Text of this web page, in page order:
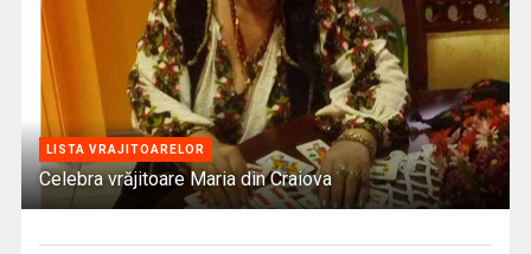
LISTA VRAJITOARELOR
Celebra vrăjitoare Maria din Craiova